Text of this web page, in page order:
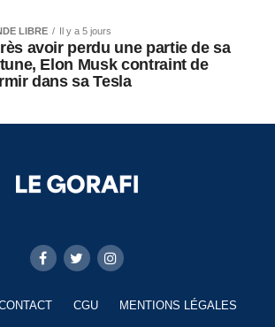
LIBRE Il y a 5 jours
avoir perdu une partie de sa
Elon Musk contraint de
dans sa Tesla
CGU MENTIONS LÉGALES